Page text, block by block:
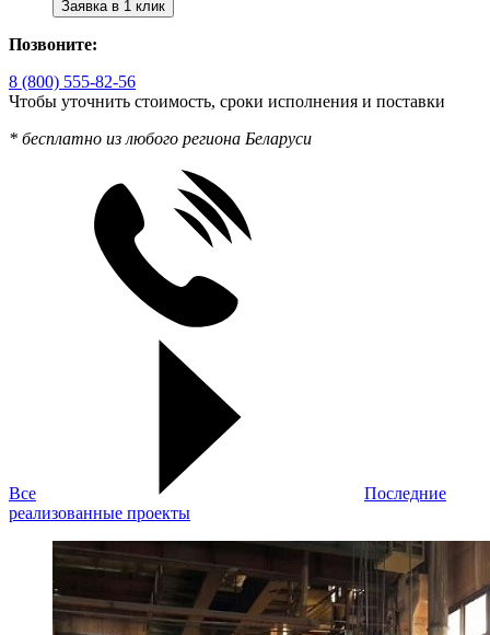
Заявка в 1 клик
Позвоните:
8 (800) 555-82-56
Чтобы уточнить стоимость, сроки исполнения и поставки
* бесплатно из любого региона Беларуси
Все
Последние
реализованные проекты